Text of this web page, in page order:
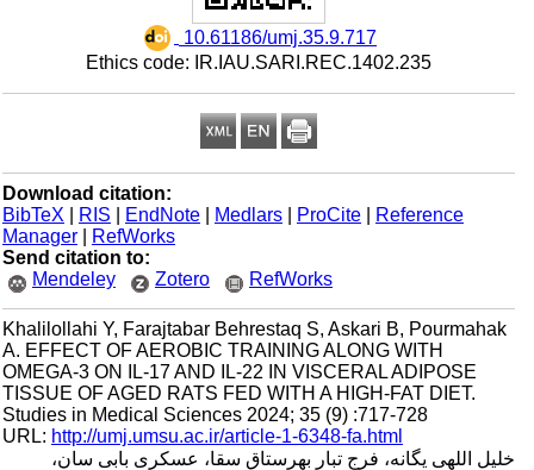
‎ 10.61186/umj.35.9.717
Ethics code: IR.IAU.SARI.REC.1402.235
Download citation:
BibTeX
| RIS |EndNote |Medlars |ProCite |Reference
Manager
|RefWorks
Send citation to:
Mendeley
Zotero RefWorks
Khalilollahi Y, Farajtabar Behrestaq S, Askari B, Pourmahak
A. EFFECT OF AEROBIC TRAINING ALONG WITH
OMEGA-3 ON IL-17 AND IL-22 IN VISCERAL ADIPOSE
TISSUE OF AGED RATS FED WITH A HIGH-FAT DIET.
Studies in Medical Sciences 2024; 35 (9) :717-728
URL:http://umj.umsu.ac.ir/article-1-6348-fa.html
خلیل اللهی یگانه، فرج تبار بهرستاق سقا، عسکری بابی سان،